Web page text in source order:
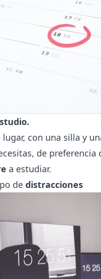
con una silla y
de
a estudiar.
de distracciones